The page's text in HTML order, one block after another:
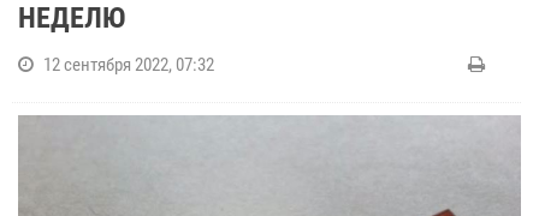
НЕДЕЛЮ
12 сентября 2022, 07:32